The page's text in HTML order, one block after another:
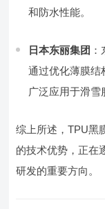
和防水性能。
日本东丽集团
通过优化薄膜结
广泛应用于滑雪
综上所述，TPU黑
的技术优势，正在
研发的重要方向。